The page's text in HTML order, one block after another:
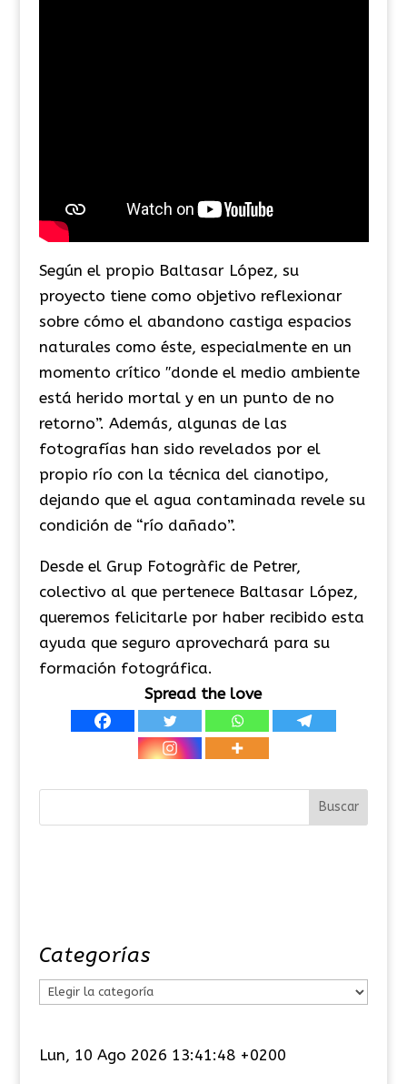
Según el propio Baltasar López, su
proyecto tiene como objetivo reflexionar
sobre cómo el abandono castiga espacios
naturales como éste, especialmente en un
momento crítico ′′donde el medio ambiente
está herido mortal y en un punto de no
retorno”. Además, algunas de las
fotografías han sido revelados por el
propio río con la técnica del cianotipo,
dejando que el agua contaminada revele su
condición de “río dañado”.
Desde el Grup Fotogràfic de Petrer,
colectivo al que pertenece Baltasar López,
queremos felicitarle por haber recibido esta
ayuda que seguro aprovechará para su
formación fotográfica.
Spread the love
Categorías
e
Lun, 10 Ago 2026 13:41:48 +0200